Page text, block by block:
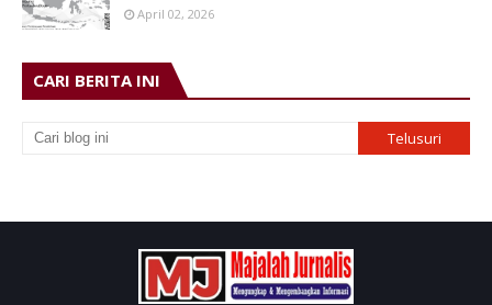
April 02, 2026
CARI BERITA INI